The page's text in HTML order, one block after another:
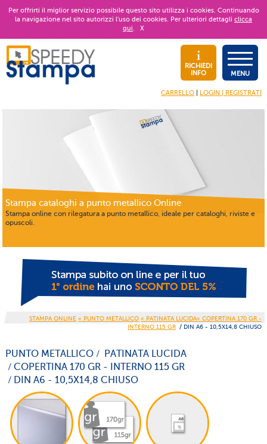
Per offrirti il miglior servizio possibile questo sito utilizza i cookies. Continuando
la navigazione nel sito autorizzi l’uso dei cookies. Per ulteriori dettagli clicca
qui. X
RICHIEDI
INFO
MENU
CARRELLO LOGIN | REGISTRATI
Stampa cataloghi a punto metallico Online
Stampa online con rilegatura a punto metallico, ideale per cataloghi, riviste e
opuscoli.
STAMPA ONLINE « PUNTO METALLICO « PATINATA LUCIDA« COPERTINA 170 GR -
INTERNO 115 GR / DIN A6 - 10,5X14,8 CHIUSO
PUNTO METALLICO / PATINATA LUCIDA
/ COPERTINA 170 GR - INTERNO 115 GR
/ DIN A6 - 10,5X14,8 CHIUSO